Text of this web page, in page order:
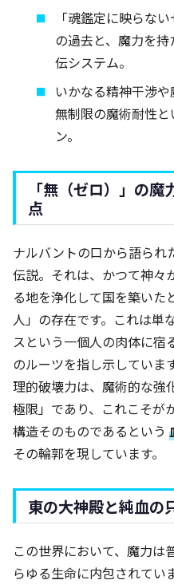
「魂鑑定に映らな
の過去と、魔力を
伝システム。
いかなる精神干渉や
無制限の魔術耐性
ン。
「無（ゼロ）」の
点
ナルバントの口から語られ
伝説。それは、かつて神々
る地を浄化して国を築いた
人」の存在です。これは単
スという一個人の肉体に宿
のルーツを指し示していま
理的破壊力は、魔術的な強
極限」であり、これこそが
構造そのものであるという
その輪郭を現しています。
東の大神殿と純血の
この世界において、魔力は
らゆる生命に内包されてい